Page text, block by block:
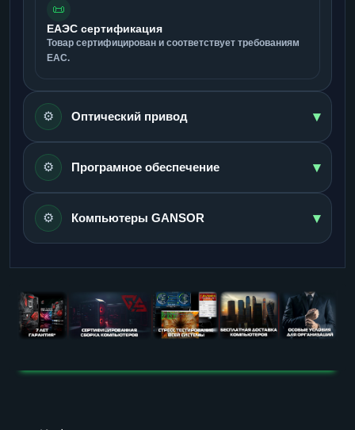
📜
ЕАЭС сертификация
Товар сертифицирован и соответствует требованиям
ЕАС.
⚙️ Оптический привод ▾
⚙️ Програмное обеспечение ▾
⚙️ Компьютеры GANSOR ▾